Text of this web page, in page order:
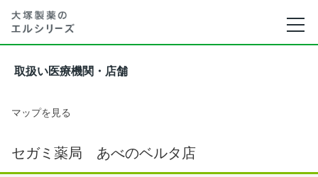
取扱い医療機関・店舗
マップを見る
セガミ薬局 あべのベルタ店